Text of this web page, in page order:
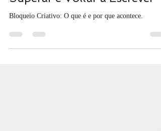
Estratégias Infalíveis para
Superar e Voltar a Escrever